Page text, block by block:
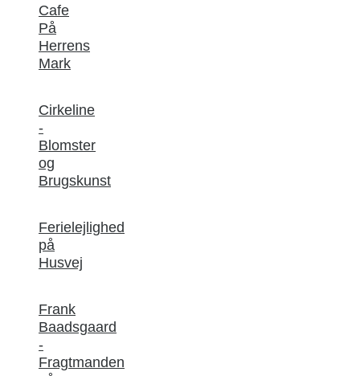
Cafe
På
Herrens
Mark
Cirkeline
-
Blomster
og
Brugskunst
Ferielejlighed
på
Husvej
Frank
Baadsgaard
-
Fragtmanden